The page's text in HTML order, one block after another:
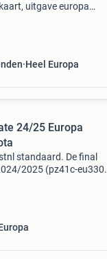
uitgave europa
Heel Europa
24/25 Europa
standaard. De final
2025 (pz41c-eu330-